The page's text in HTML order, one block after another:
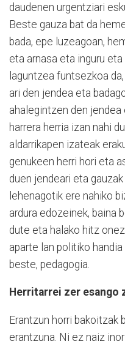
daudenen urgentziari
Beste gauza bat da
bada, epe luzeagoan,
eta arnasa eta inguru
laguntzea funtsezkoa
ari den jendea eta
ahalegintzen den
harrera herria izan nahi
aldarrikapen izateak
genukeen herri hori eta
duen jendeari eta
lehenagotik ere nahiko
ardura edozeinek, baina
dute eta halako hitz
aparte lan politiko
beste, pedagogia.
Herritarrei zer esango
Erantzun horri bakoitzak
erantzuna. Ni ez naiz